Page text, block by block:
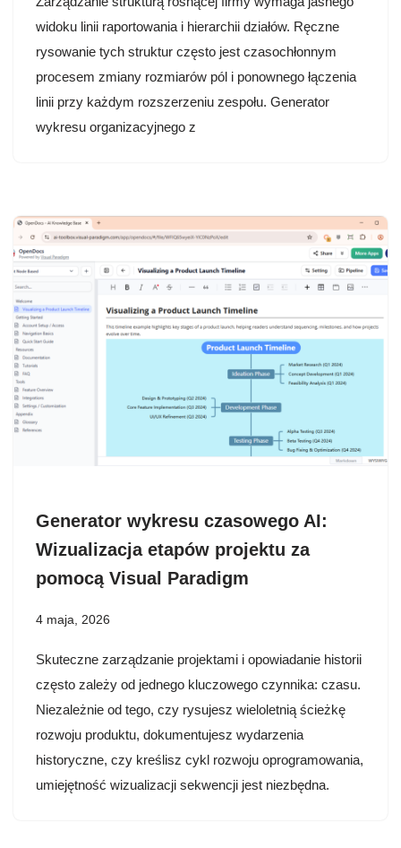
widoku linii raportowania i hierarchii działów. Ręczne
rysowanie tych struktur często jest czasochłonnym
procesem zmiany rozmiarów pól i ponownego łączenia
linii przy każdym rozszerzeniu zespołu. Generator
wykresu organizacyjnego z
Generator wykresu czasowego AI:
Wizualizacja etapów projektu za
pomocą Visual Paradigm
4 maja, 2026
Skuteczne zarządzanie projektami i opowiadanie historii
często zależy od jednego kluczowego czynnika: czasu.
Niezależnie od tego, czy rysujesz wieloletnią ścieżkę
rozwoju produktu, dokumentujesz wydarzenia
historyczne, czy kreślisz cykl rozwoju oprogramowania,
umiejętność wizualizacji sekwencji jest niezbędna.